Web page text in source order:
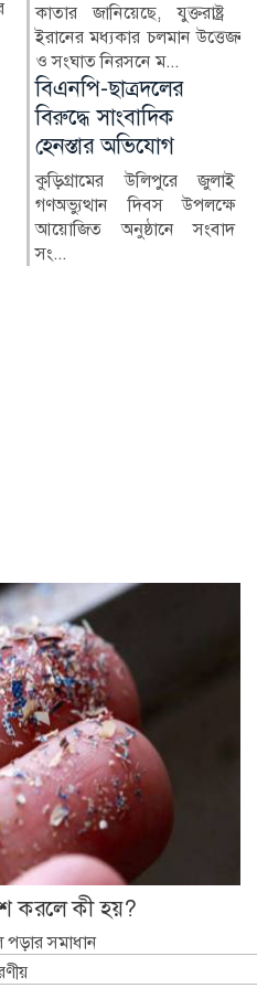
ডলারের দরপতন ও আন্তর্জাতিক
বাজারে জ্বালানি তেলের দাম কমার
প্রভাবে বিশ্ববাজারে...
হরমুজ ইস্যুতে ওমানের
সঙ্গে চুক্তি চূড়ান্তে: ইরান
হরমুজ প্রণালি দিয়ে জাহাজ
চলাচল পুনরায় স্বাভাবিক করতে
ওমানের সঙ্গে একটি চুক্তি...
করলে কী হয়?
পড়ার সমাধান